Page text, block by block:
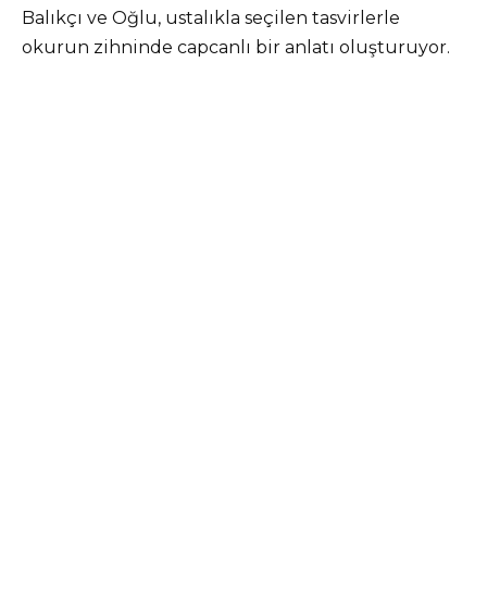
Balıkçı ve Oğlu, ustalıkla seçilen tasvirlerle
okurun zihninde capcanlı bir anlatı oluşturuyor.